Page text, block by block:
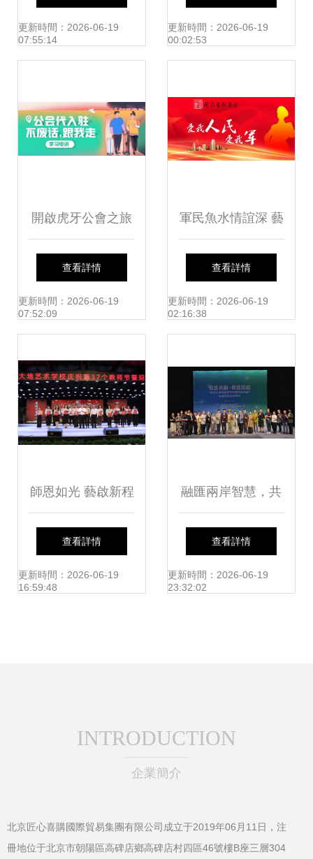
化禮堂端午節系列
更新時間：2026-06-19
07:55:14
首屆全民飲茶日活
更新時間：2026-06-19
00:02:53
開啟虎牙公會之旅
投資預算與文化藝
術交流活動的組織
查看詳情
更新時間：2026-06-19
07:52:09
軍民魚水情誼深 藝
術基金譜新篇——
國家藝術基金助推
紀實
查看詳情
更新時間：2026-06-19
02:16:38
師恩如光 藝啟新程
——臨沂市大地藝
術學校慶祝第37個
查看詳情
更新時間：2026-06-19
16:59:48
融匯兩岸智慧，共
筑傳承未來——論
如何通過文化藝術
查看詳情
更新時間：2026-06-19
23:32:02
INTRODUCTION
企業簡介
北京匠心喜購國際貿易集團有限公司成立于2019年06月11日，注
冊地位于北京市朝陽區高碑店鄉高碑店村四區46號樓B座三層304